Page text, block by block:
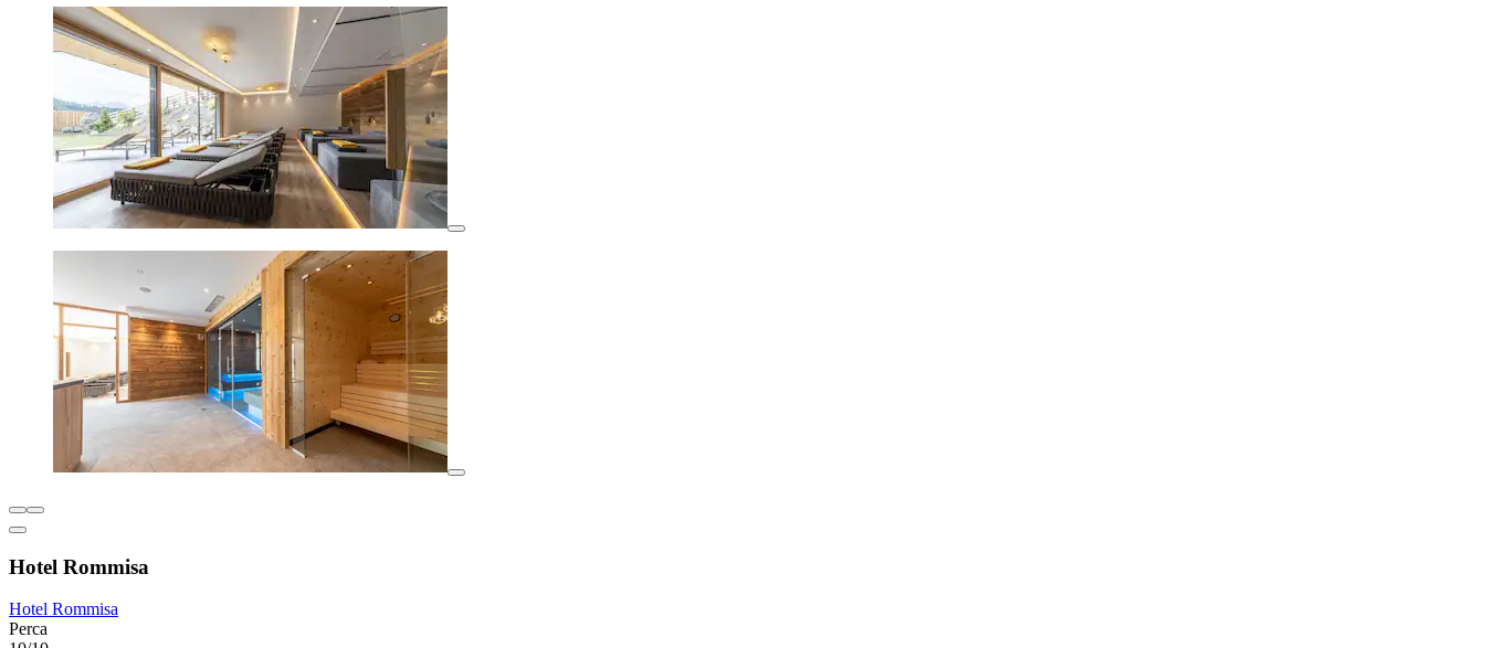
Hotel Rommisa
Hotel Rommisa
Perca